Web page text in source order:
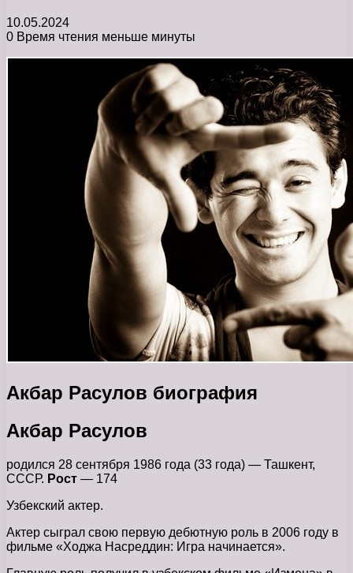
10.05.2024
0 Время чтения меньше минуты
Акбар Расулов биография
Акбар Расулов
родился 28 сентября 1986 года (33 года) — Ташкент,
СССР. Рост — 174
Узбекский актер.
Актер сыграл свою первую дебютную роль в 2006 году в
фильме «Ходжа Насреддин: Игра начинается».